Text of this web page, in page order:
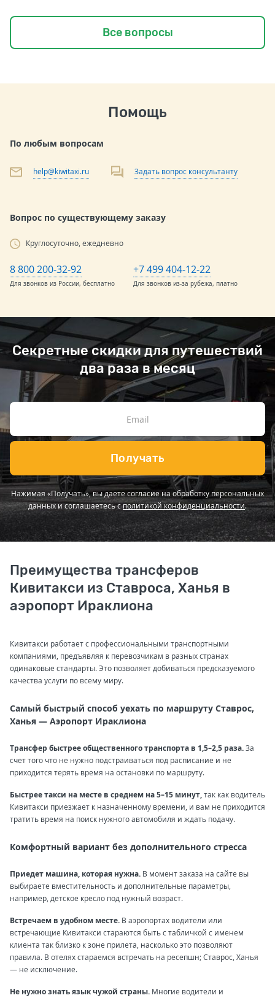
Все вопросы
Помощь
По любым вопросам
help@kiwitaxi.ru Задать вопрос консультанту
Вопрос по существующему заказу
Круглосуточно, ежедневно
8 800 200-32-92
Для звонков из России, бесплатно
+7 499 404-12-22
Для звонков из-за рубежа, платно
Секретные скидки для путешествий
два раза в месяц
Получать
Нажимая «Получать», вы даете согласие на обработку персональных
данных и соглашаетесь сполитикой конфиденциальности.
Преимущества трансферов
Кивитакси из Ставроса, Ханья в
аэропорт Ираклиона
Кивитакси работает с профессиональными транспортными
компаниями, предъявляя к перевозчикам в разных странах
одинаковые стандарты. Это позволяет добиваться предсказуемого
качества услуги по всему миру.
Самый быстрый способ уехать по маршруту Ставрос,
Ханья — Аэропорт Ираклиона
Трансфер быстрее общественного транспорта в 1,5–2,5 раза.За
счет того что не нужно подстраиваться под расписание и не
приходится терять время на остановки по маршруту.
Быстрее такси на месте в среднем на 5–15 минут,так как водитель
Кивитакси приезжает к назначенному времени, и вам не приходится
тратить время на поиск нужного автомобиля и ждать подачу.
Комфортный вариант без дополнительного стресса
Приедет машина, которая нужна. В момент заказа на сайте вы
выбираете вместительность и дополнительные параметры,
например, детское кресло под нужный возраст.
Встречаем в удобном месте. В аэропортах водители или
встречающие Кивитакси стараются быть с табличкой с именем
клиента так близко к зоне прилета, насколько это позволяют
правила. В отелях стараемся встречать на ресепшн; Ставрос, Ханья
— не исключение.
Не нужно знать язык чужой страны. Многие водители и